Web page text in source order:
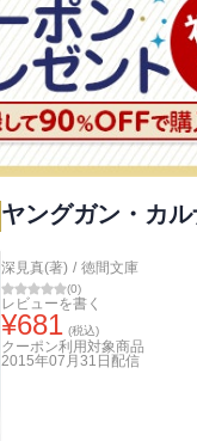
ヤングガン・カ
深見真(著) / 徳間文庫
(0)
レビューを書く
¥681 (税込)
クーポン利用対象商品
2015年07月31日 配信